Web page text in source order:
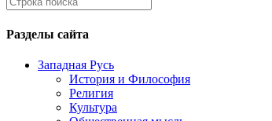
Разделы сайта
Западная Русь
История и Философия
Религия
Культура